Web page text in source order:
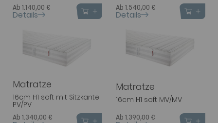
Ab 1.140,00 €
Details
Ab 1.540,00 €
Details
Matratze
16cm H1 soft mit Sitzkante
PV/PV
Ab 1.340,00 €
Matratze
16cm H1 soft MV/MV
Ab 1.390,00 €